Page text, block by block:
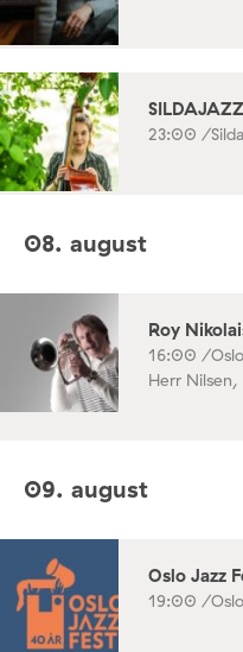
23:00 /
08. august
Roy
16:00 /
Herr Nilsen,
09. august
Oslo Jazz
19:00 /